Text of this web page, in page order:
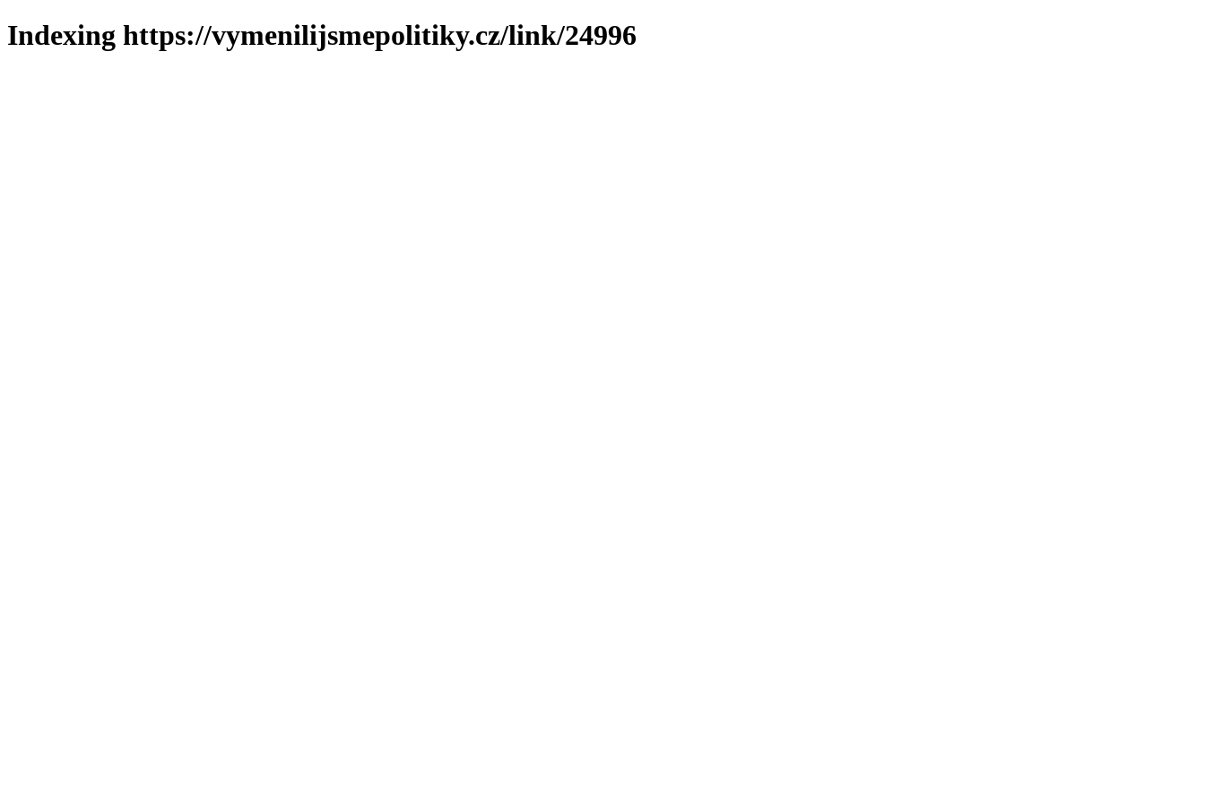
Indexing https://vymenilijsmepolitiky.cz/link/24996